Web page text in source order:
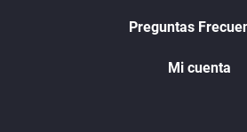
Preguntas
Mi cuenta